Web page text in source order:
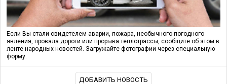
Если Вы стали свидетелем аварии, пожара, необычного погодного
явления, провала дороги или прорыва теплотрассы, сообщите об этом в
ленте народных новостей. Загружайте фотографии через специальную
форму.
ДОБАВИТЬ НОВОСТЬ